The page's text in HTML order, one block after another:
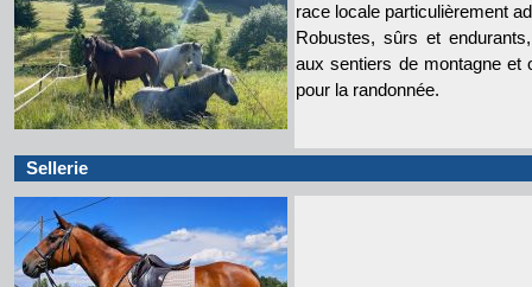
race locale particulièrement
Robustes, sûrs et
aux sentiers de montagne et
pour la randonnée.
Sellerie